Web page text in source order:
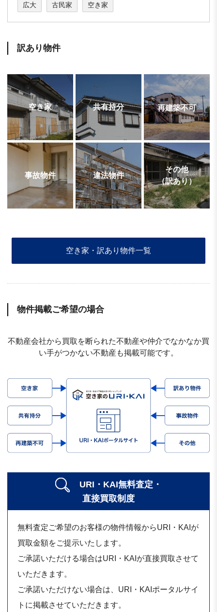
広大 古民家 空き家
訳あり物件
空き家 共有持分 再建築不可
事故物件 違法物件
その他
（訳あり）
空き家・訳あり物件一覧
物件掲載ご希望の場合
不動産会社から買取を断られた不動産や仲介でなかなか買
い手がつかない不動産も掲載可能です。
URI・KAI無料査定・
直接買取制度
無料査定ご希望のお客様の物件情報からURI・KAIが
買取金額をご提示いたします。
ご承諾いただける場合はURI・KAIが直接買取させて
いただきます。
ご承諾いただけない場合は、URI・KAIポータルサイ
トに掲載させていただきます。